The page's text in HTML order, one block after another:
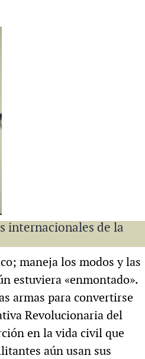
internacionales de la
maneja los modos y las
estuviera «enmontado».
armas para convertirse
Revolucionaria del
en la vida civil que
aún usan sus